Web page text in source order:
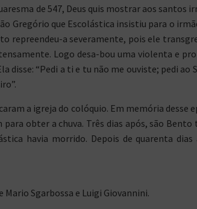
de 547, Deus quis mostrar aos santos
Gregório que Escolástica insistiu para o
repreendeu-a severamente, pois ele
Logo desa-bou uma violenta e
disse: “Pedi a ti e tu não me ouviste; pedi ao
a igreja do colóquio. Em memória desse
obter a chuva. Três dias após, são
havia morrido. Depois de quarenta
Mario Sgarbossa e Luigi Giovannini.